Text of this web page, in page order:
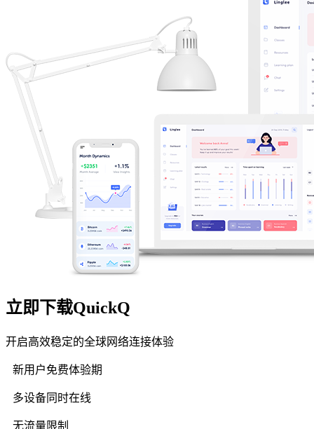
立即下载QuickQ
开启高效稳定的全球网络连接体验
新用户免费体验期
多设备同时在线
无流量限制